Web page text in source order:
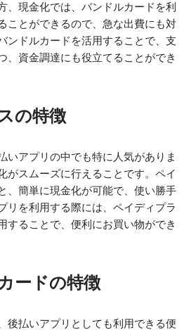
、現金化では、バンドルカードを利
ことができるので、急な出費にも対
ンドルカードを活用することで、支
、資金調達にも役立てることができ
の特徴
いアプリの中でも特に人気がありま
がスムーズに行えることです。ペイ
、簡単に現金化が可能で、使い勝手
リを利用する際には、ペイディプラ
することで、便利にお買い物ができ
ードの特徴
後払いアプリとしても利用できる便